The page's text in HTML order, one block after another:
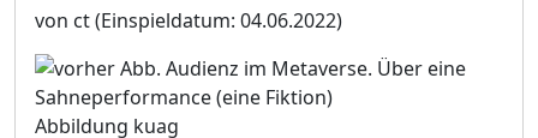
von ct(Einspieldatum: 04.06.2022)
Abbildung kuag